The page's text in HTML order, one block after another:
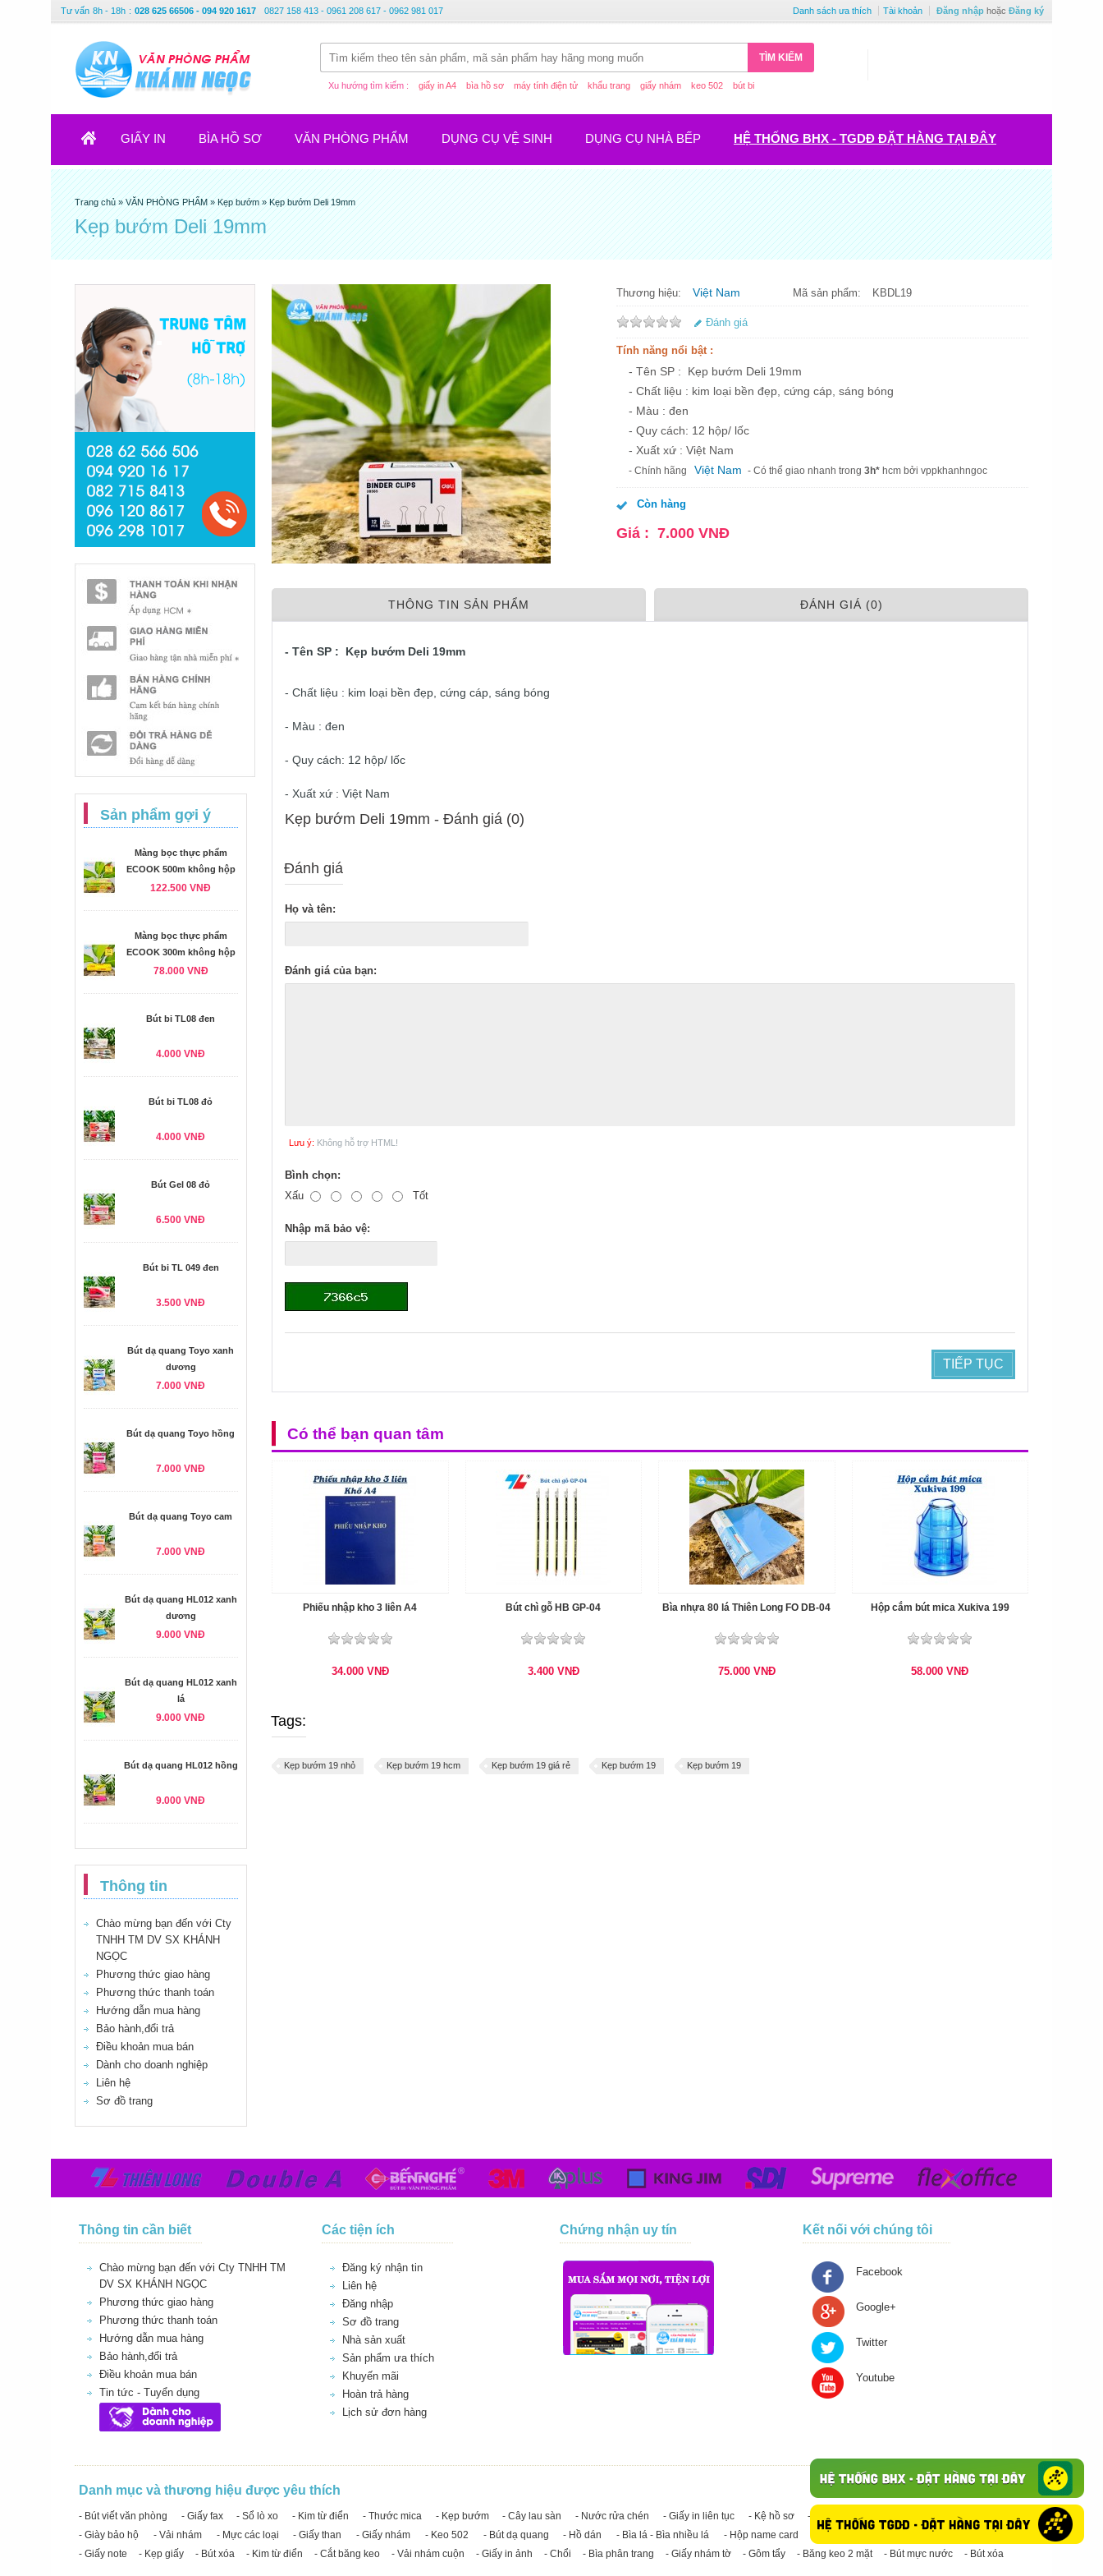
Tư vấn 8h - 18h : 028 625 66506 - 094 920 1617 0827 158 413 - 0961 208 617 - 0962 981 017 Danh sách ưa thích Tài khoản Đăng nhập hoặc Đăng ký
TÌM KIẾM
Xu hướng tìm kiếm : giấy in A4 bìa hồ sơ máy tính điện tử khẩu trang giấy nhám keo 502 bút bi
GIẤY IN BÌA HỒ SƠ VĂN PHÒNG PHẨM DỤNG CỤ VỆ SINH DỤNG CỤ NHÀ BẾP HỆ THỐNG BHX - TGDĐ ĐẶT HÀNG TẠI ĐÂY
Trang chủ»VĂN PHÒNG PHẨM »Kẹp bướm »Kẹp bướm Deli 19mm
Kẹp bướm Deli 19mm
Sản phẩm gợi ý
Màng bọc thực phẩm
ECOOK 500m không hộp
122.500 VNĐ
Màng bọc thực phẩm
ECOOK 300m không hộp
78.000 VNĐ
Bút bi TL08 đen
4.000 VNĐ
Bút bi TL08 đỏ
4.000 VNĐ
Bút Gel 08 đỏ
6.500 VNĐ
Bút bi TL 049 đen
3.500 VNĐ
Bút dạ quang Toyo xanh
dương
7.000 VNĐ
Bút dạ quang Toyo hồng
7.000 VNĐ
Bút dạ quang Toyo cam
7.000 VNĐ
Bút dạ quang HL012 xanh
dương
9.000 VNĐ
Bút dạ quang HL012 xanh
lá
9.000 VNĐ
Bút dạ quang HL012 hồng
9.000 VNĐ
Thông tin
Chào mừng bạn đến với Cty
TNHH TM DV SX KHÁNH
NGỌC
Phương thức giao hàng
Phương thức thanh toán
Hướng dẫn mua hàng
Bảo hành,đổi trả
Điều khoản mua bán
Dành cho doanh nghiệp
Liên hệ
Sơ đồ trang
Thương hiệu: Việt Nam Mã sản phẩm: KBDL19
Đánh giá
Tính năng nổi bật :
- Tên SP : Kẹp bướm Deli 19mm
- Chất liệu : kim loại bền đẹp, cứng cáp, sáng bóng
- Màu : đen
- Quy cách: 12 hộp/ lốc
- Xuất xứ : Việt Nam
- Chính hãng Việt Nam - Có thể giao nhanh trong 3h* hcm bởi vppkhanhngoc
Còn hàng
Giá : 7.000 VNĐ
THÔNG TIN SẢN PHẨM ÐÁNH GIÁ (0)
- Tên SP : Kẹp bướm Deli 19mm
- Chất liệu : kim loại bền đẹp, cứng cáp, sáng bóng
- Màu : đen
- Quy cách: 12 hộp/ lốc
- Xuất xứ : Việt Nam
Kẹp bướm Deli 19mm - Ðánh giá (0)
Đánh giá
Họ và tên:
Đánh giá của bạn:
Lưu ý: Không hỗ trợ HTML!
Bình chọn:
Xấu
Tốt
Nhập mã bảo vệ:
TIẾP TỤC
Có thể bạn quan tâm
Phiếu nhập kho 3 liên A4
34.000 VNĐ
Bút chì gỗ HB GP-04
3.400 VNĐ
Bìa nhựa 80 lá Thiên Long FO DB-04
75.000 VNĐ
Hộp cắm bút mica Xukiva 199
58.000VNĐ
Tags:
Kẹp bướm 19 nhỏ Kẹp bướm 19 hcm Kẹp bướm 19 giá rẻ Kẹp bướm 19 Kẹp bướm 19
Thông tin cần biết
Chào mừng bạn đến với Cty TNHH TM
DV SX KHÁNH NGỌC
Phương thức giao hàng
Phương thức thanh toán
Hướng dẫn mua hàng
Bảo hành,đổi trả
Điều khoản mua bán
Tin tức - Tuyển dụng
Các tiện ích
Đăng ký nhận tin
Liên hệ
Đăng nhập
Sơ đồ trang
Nhà sản xuất
Sản phẩm ưa thích
Khuyến mãi
Hoàn trả hàng
Lịch sử đơn hàng
Chứng nhận uy tín Kết nối với chúng tôi
Facebook
Google+
Twitter
Youtube
Danh mục và thương hiệu được yêu thích
- Bút viết văn phòng - Giấy fax - Sổ lò xo - Kim từ điển - Thước mica - Kẹp bướm - Cây lau sàn - Nước rửa chén - Giấy in liên tục - Kệ hồ sơ - Giấy in A4
- Băng keo trong - Băng keo đục
- Giày bảo hộ
- Vải nhám - Mực các loại - Giấy than - Giấy nhám - Keo 502 - Bút dạ quang - Hồ dán - Bìa lá - Bìa nhiều lá - Hộp name card - Giấy in A3 - Giấy vệ sinh
- Keo Silicone
- Giấy note
- Kẹp giấy - Bút xóa - Kim từ điển - Cắt băng keo - Vải nhám cuộn - Giấy in ảnh - Chổi - Bìa phân trang - Giấy nhám tờ - Gôm tẩy - Băng keo 2 mặt - Bút mực nước - Bút xóa